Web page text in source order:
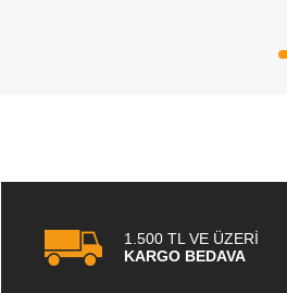
1.500 TL VE ÜZERİ
KARGO BEDAVA